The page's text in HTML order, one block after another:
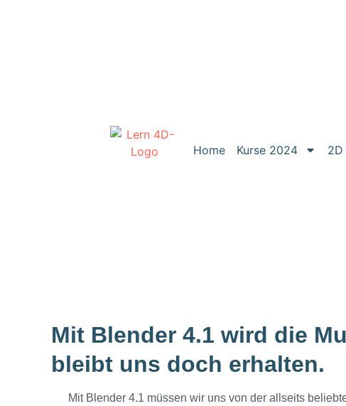
Home Kurse 2024 2D
Mit Blender 4.1 wird die
bleibt uns doch erhalten.
Mit Blender 4.1 müssen wir uns von der allseits